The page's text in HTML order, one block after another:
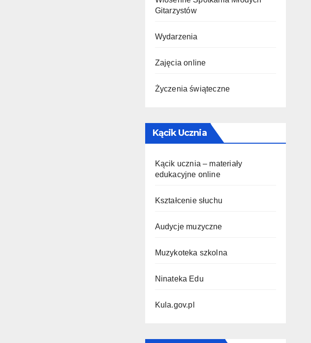
Gitarzystów
Wydarzenia
Zajęcia online
Życzenia świąteczne
Kącik Ucznia
Kącik ucznia – materiały
edukacyjne online
Kształcenie słuchu
Audycje muzyczne
Muzykoteka szkolna
Ninateka Edu
Kula.gov.pl